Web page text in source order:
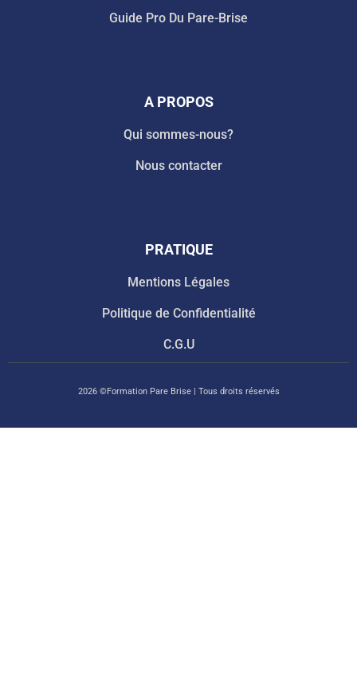
Guide Pro Du Pare-Brise
A PROPOS
Qui sommes-nous?
Nous contacter
PRATIQUE
Mentions Légales
Politique de Confidentialité
C.G.U
2026 ©Formation Pare Brise | Tous droits réservés